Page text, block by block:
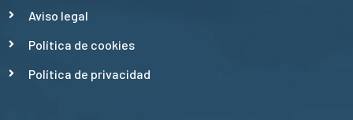
Aviso legal
Política de cookies
Política de privacidad